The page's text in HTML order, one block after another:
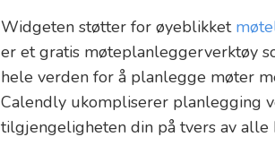
Widgeten støtter for øyeblikket
er et gratis møteplanleggerverktøy
hele verden for å planlegge møter
Calendly ukompliserer planlegging
tilgjengeligheten din på tvers av alle